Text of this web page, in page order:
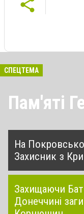
СПЕЦТЕМА
Пам'яті
На
Захисник з
Захищаючи
Донеччині